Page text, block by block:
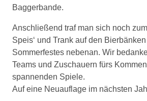
Baggerbande.
Anschließend traf man sich noch
Speis‘ und Trank auf den
Sommerfestes nebenan. Wir
Teams und Zuschauern fürs
spannenden Spiele.
Auf eine Neuauflage im nächsten